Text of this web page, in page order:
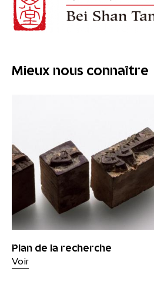
Mieux nous connaître
Plan de la recherche
Voir